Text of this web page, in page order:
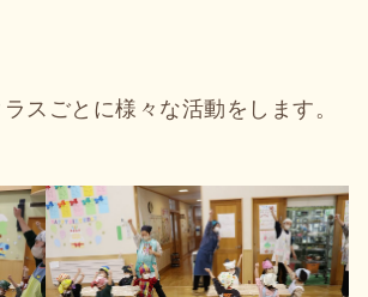
スごとに様々な活動をします。